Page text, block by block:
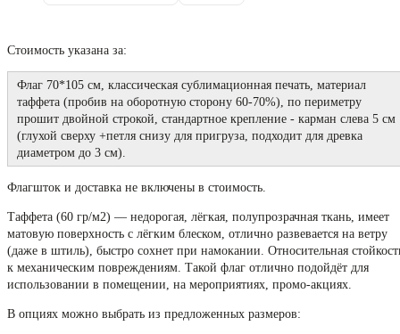
Стоимость указана за:
Флаг 70*105 см, классическая сублимационная печать, материал
таффета (пробив на оборотную сторону 60-70%), по периметру
прошит двойной строкой, стандартное крепление - карман слева 5 см
(глухой сверху +петля снизу для пригруза, подходит для древка
диаметром до 3 см).
Флагшток и доставка не включены в стоимость.
Таффета (60 гр/м2) — недорогая, лёгкая, полупрозрачная ткань, имеет
матовую поверхность с лёгким блеском, отлично развевается на ветру
(даже в штиль), быстро сохнет при намокании. Относительная
к механическим повреждениям. Такой флаг отлично подойдёт для
использовании в помещении, на мероприятиях, промо-акциях.
В опциях можно выбрать из предложенных размеров: